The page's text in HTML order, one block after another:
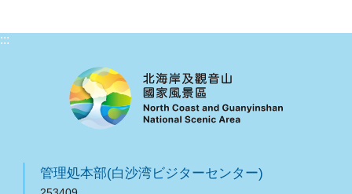
:::
管理処本部(白沙湾ビジターセンター)